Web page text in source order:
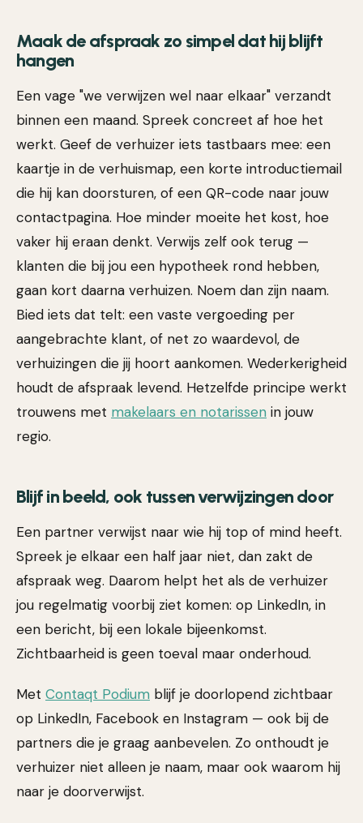
Maak de afspraak zo simpel dat hij blijft
hangen
Een vage "we verwijzen wel naar elkaar" verzandt
binnen een maand. Spreek concreet af hoe het
werkt. Geef de verhuizer iets tastbaars mee: een
kaartje in de verhuismap, een korte introductiemail
die hij kan doorsturen, of een QR-code naar jouw
contactpagina. Hoe minder moeite het kost, hoe
vaker hij eraan denkt. Verwijs zelf ook terug —
klanten die bij jou een hypotheek rond hebben,
gaan kort daarna verhuizen. Noem dan zijn naam.
Bied iets dat telt: een vaste vergoeding per
aangebrachte klant, of net zo waardevol, de
verhuizingen die jij hoort aankomen. Wederkerigheid
houdt de afspraak levend. Hetzelfde principe werkt
trouwens met makelaars en notarissen in jouw
regio.
Blijf in beeld, ook tussen verwijzingen door
Een partner verwijst naar wie hij top of mind heeft.
Spreek je elkaar een half jaar niet, dan zakt de
afspraak weg. Daarom helpt het als de verhuizer
jou regelmatig voorbij ziet komen: op LinkedIn, in
een bericht, bij een lokale bijeenkomst.
Zichtbaarheid is geen toeval maar onderhoud.
Met Contaqt Podium blijf je doorlopend zichtbaar
op LinkedIn, Facebook en Instagram — ook bij de
partners die je graag aanbevelen. Zo onthoudt je
verhuizer niet alleen je naam, maar ook waarom hij
naar je doorverwijst.